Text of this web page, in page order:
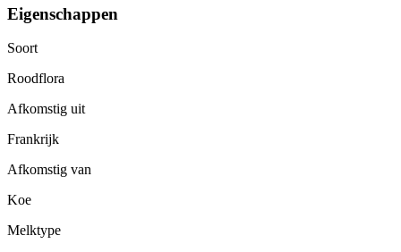
Eigenschappen
Soort
Roodflora
Afkomstig uit
Frankrijk
Afkomstig van
Koe
Melktype